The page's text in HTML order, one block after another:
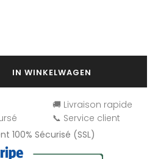
IN WINKELWAGEN
🚚 Livraison rapide
📞 Service client
100% Sécurisé (SSL)